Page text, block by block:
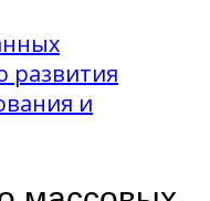
развития
и